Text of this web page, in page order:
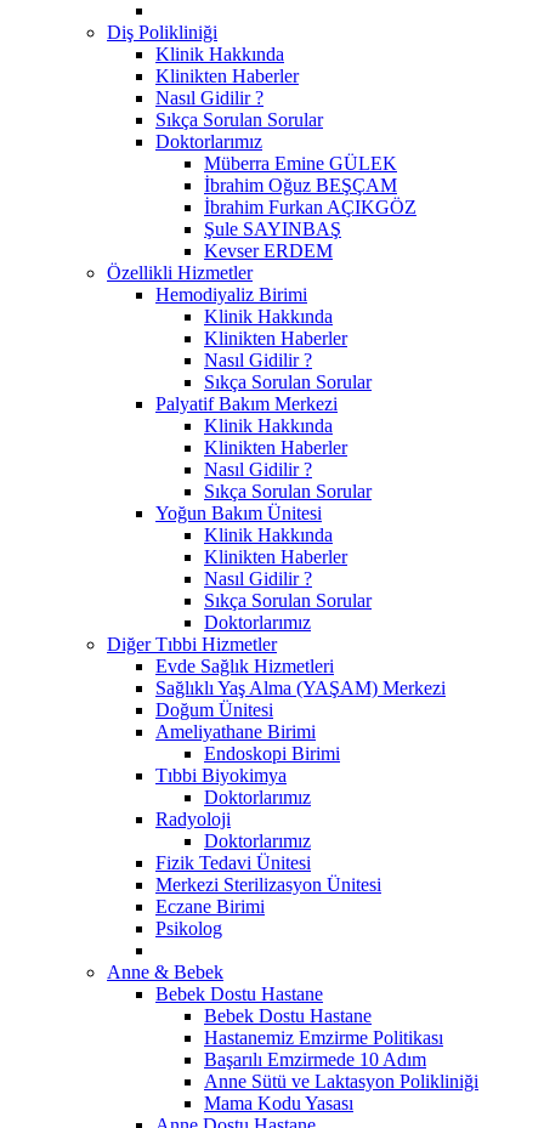
Diş Polikliniği
Klinik Hakkında
Klinikten Haberler
Nasıl Gidilir ?
Sıkça Sorulan Sorular
Doktorlarımız
Müberra Emine GÜLEK
İbrahim Oğuz BEŞÇAM
İbrahim Furkan AÇIKGÖZ
Şule SAYINBAŞ
Kevser ERDEM
Özellikli Hizmetler
Hemodiyaliz Birimi
Klinik Hakkında
Klinikten Haberler
Nasıl Gidilir ?
Sıkça Sorulan Sorular
Palyatif Bakım Merkezi
Klinik Hakkında
Klinikten Haberler
Nasıl Gidilir ?
Sıkça Sorulan Sorular
Yoğun Bakım Ünitesi
Klinik Hakkında
Klinikten Haberler
Nasıl Gidilir ?
Sıkça Sorulan Sorular
Doktorlarımız
Diğer Tıbbi Hizmetler
Evde Sağlık Hizmetleri
Sağlıklı Yaş Alma (YAŞAM) Merkezi
Doğum Ünitesi
Ameliyathane Birimi
Endoskopi Birimi
Tıbbi Biyokimya
Doktorlarımız
Radyoloji
Doktorlarımız
Fizik Tedavi Ünitesi
Merkezi Sterilizasyon Ünitesi
Eczane Birimi
Psikolog
Anne & Bebek
Bebek Dostu Hastane
Bebek Dostu Hastane
Hastanemiz Emzirme Politikası
Başarılı Emzirmede 10 Adım
Anne Sütü ve Laktasyon Polikliniği
Mama Kodu Yasası